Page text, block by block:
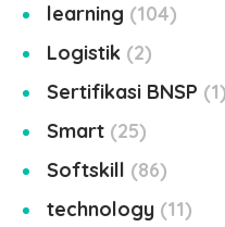
learning
104
Logistik 2
Sertifikasi BNSP
1
Smart 25
Softskill
86
technology 11